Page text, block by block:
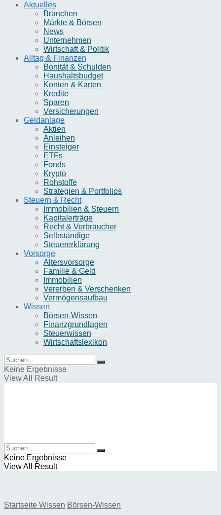
Aktuelles
Branchen
Märkte & Börsen
News
Unternehmen
Wirtschaft & Politik
Alltag & Finanzen
Bonität & Schulden
Haushaltsbudget
Konten & Karten
Kredite
Sparen
Versicherungen
Geldanlage
Aktien
Anleihen
Einsteiger
ETFs
Fonds
Krypto
Rohstoffe
Strategien & Portfolios
Steuern & Recht
Immobilien & Steuern
Kapitalerträge
Recht & Verbraucher
Selbständige
Steuererklärung
Vorsorge
Altersvorsorge
Familie & Geld
Immobilien
Vererben & Verschenken
Vermögensaufbau
Wissen
Börsen-Wissen
Finanzgrundlagen
Steuerwissen
Wirtschaftslexikon
Keine Ergebnisse
View All Result
Keine Ergebnisse
View All Result
Startseite Wissen Börsen-Wissen